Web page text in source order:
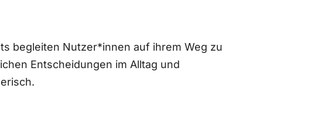
begleiten Nutzer*innen auf ihrem Weg zu
Entscheidungen im Alltag und